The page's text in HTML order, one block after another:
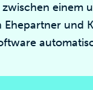
einem
und